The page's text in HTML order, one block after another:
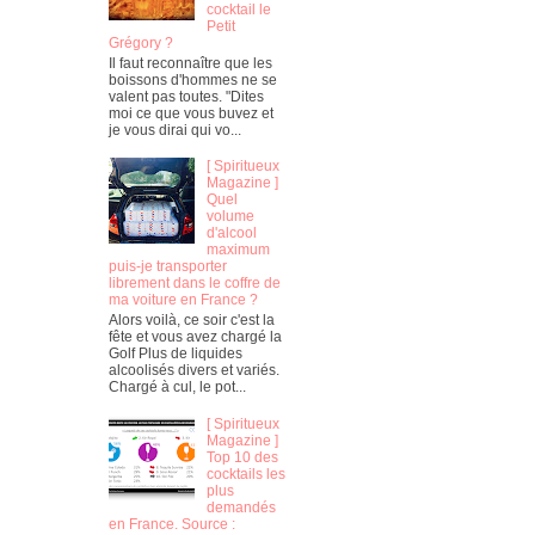
cocktail le
Petit
Grégory ?
Il faut reconnaître que les
boissons d'hommes ne se
valent pas toutes. "Dites
moi ce que vous buvez et
je vous dirai qui vo...
[ Spiritueux
Magazine ]
Quel
volume
d'alcool
maximum
puis-je transporter
librement dans le coffre de
ma voiture en France ?
Alors voilà, ce soir c'est la
fête et vous avez chargé la
Golf Plus de liquides
alcoolisés divers et variés.
Chargé à cul, le pot...
[ Spiritueux
Magazine ]
Top 10 des
cocktails les
plus
demandés
en France. Source :